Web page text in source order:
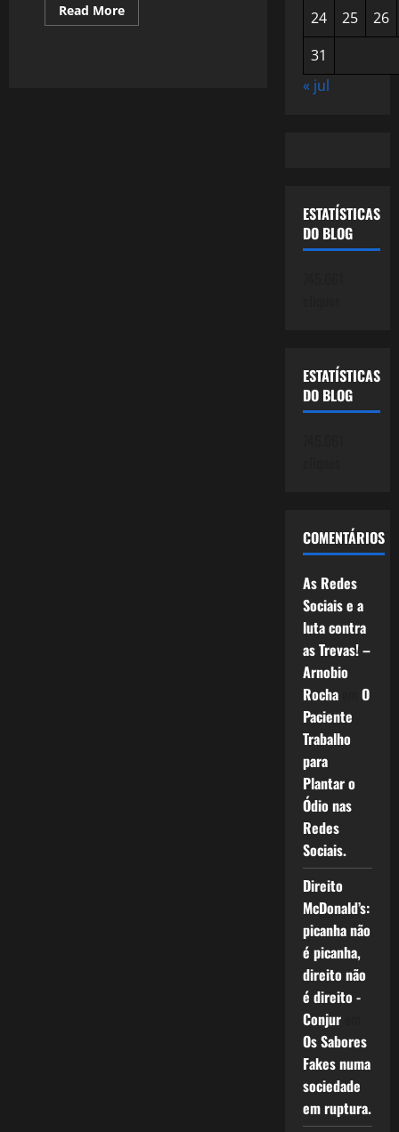
Read MoreRead
more
24
25
26
31
« jul
ESTATÍSTICAS
DO BLOG
ESTATÍSTICAS
DO BLOG
COMENTÁRIOS
As Redes
Sociais e a
luta contra
as Trevas! –
Arnobio
Rochaem O
Paciente
Trabalho
para
Plantar o
Ódio nas
Redes
Sociais.
Direito
McDonald’s:
picanha não
é picanha,
direito não
é direito -
Conjurem
Os Sabores
Fakes numa
sociedade
em ruptura.